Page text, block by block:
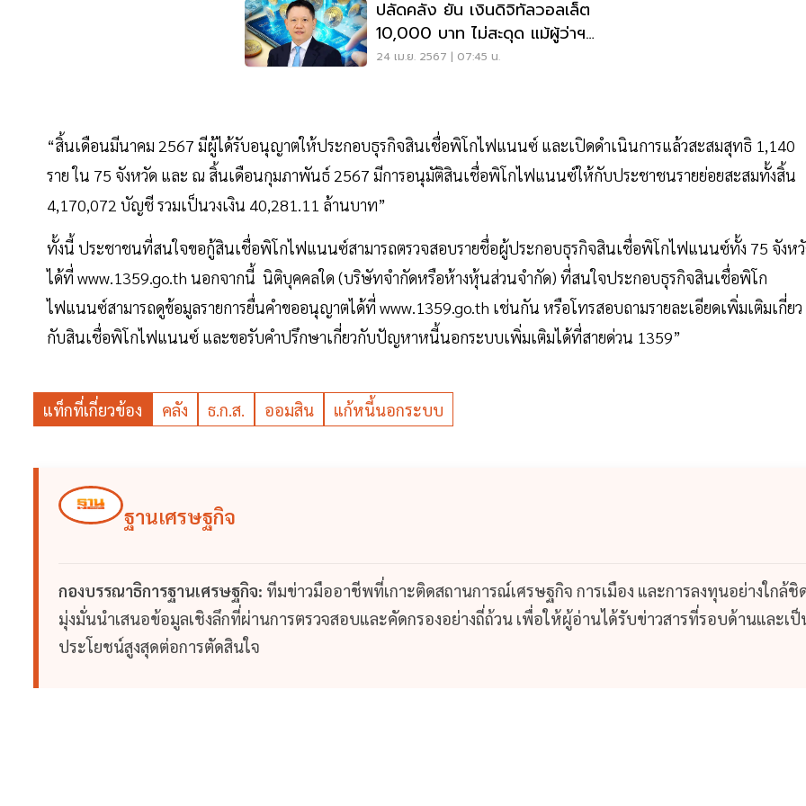
ปลัดคลัง ยัน เงินดิจิทัลวอลเล็ต​
10,000​ บาท​ ไม่สะดุด แม้ผู้ว่าฯ
ธปท. ขวาง
24 เม.ย. 2567 | 07:45 น.
“สิ้นเดือนมีนาคม 2567 มีผู้ได้รับอนุญาตให้ประกอบธุรกิจสินเชื่อพิโกไฟแนนซ์ และเปิดดำเนินการแล้วสะสมสุทธิ 1,140
ราย ใน 75 จังหวัด และ ณ สิ้นเดือนกุมภาพันธ์ 2567 มีการอนุมัติสินเชื่อพิโกไฟแนนซ์ให้กับประชาชนรายย่อยสะสมทั้งสิ้น
4,170,072 บัญชี รวมเป็นวงเงิน 40,281.11 ล้านบาท”
ทั้งนี้ ประชาชนที่สนใจขอกู้สินเชื่อพิโกไฟแนนซ์สามารถตรวจสอบรายชื่อผู้ประกอบธุรกิจสินเชื่อพิโกไฟแนนซ์ทั้ง 75 จังห
ได้ที่ www.1359.go.th นอกจากนี้ นิติบุคคลใด (บริษัทจำกัดหรือห้างหุ้นส่วนจำกัด) ที่สนใจประกอบธุรกิจสินเชื่อพิโก
ไฟแนนซ์สามารถดูข้อมูลรายการยื่นคำขออนุญาตได้ที่ www.1359.go.th เช่นกัน หรือโทรสอบถามรายละเอียดเพิ่มเติมเกี่ยว
กับสินเชื่อพิโกไฟแนนซ์ และขอรับคำปรึกษาเกี่ยวกับปัญหาหนี้นอกระบบเพิ่มเติมได้ที่สายด่วน 1359”
แท็กที่เกี่ยวข้อง คลัง ธ.ก.ส. ออมสิน แก้หนี้นอกระบบ
ฐานเศรษฐกิจ
กองบรรณาธิการฐานเศรษฐกิจ: ทีมข่าวมืออาชีพที่เกาะติดสถานการณ์เศรษฐกิจ การเมือง และการลงทุนอย่างใกล้ชิ
มุ่งมั่นนำเสนอข้อมูลเชิงลึกที่ผ่านการตรวจสอบและคัดกรองอย่างถี่ถ้วน เพื่อให้ผู้อ่านได้รับข่าวสารที่รอบด้านและเป็
ประโยชน์สูงสุดต่อการตัดสินใจ